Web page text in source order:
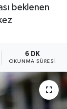
beklenen
6 DK
OKUNMA SÜRESI